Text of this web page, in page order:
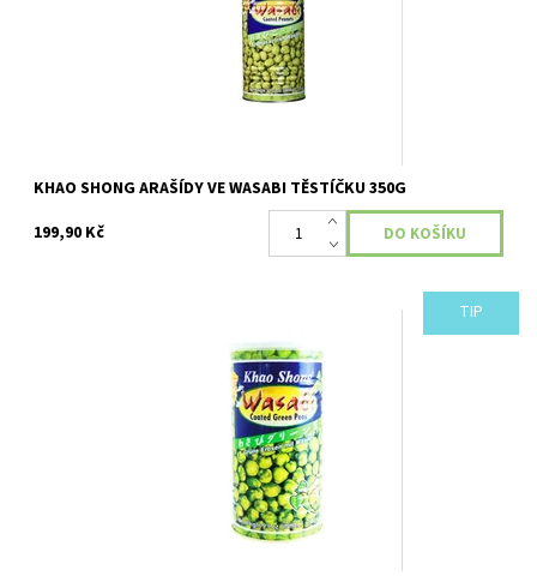
KHAO SHONG ARAŠÍDY VE WASABI TĚSTÍČKU 350G
199,90 Kč
TIP